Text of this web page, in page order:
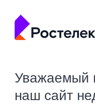
Уважаемый
наш сайт